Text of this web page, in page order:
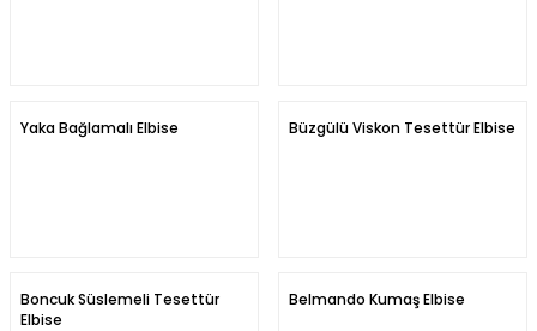
Yaka Bağlamalı Elbise Büzgülü Viskon Tesettür Elbise
Boncuk Süslemeli Tesettür
Elbise
Belmando Kumaş Elbise